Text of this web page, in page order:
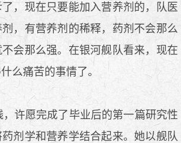
，现在只要能加入营养剂的，队医
，有营养剂的稀释，药剂不会那么
会那么强。在银河舰队看来，现在
么痛苦的事情了。
许愿完成了毕业后的第一篇研究性
剂学和营养学结合起来。她以舰队